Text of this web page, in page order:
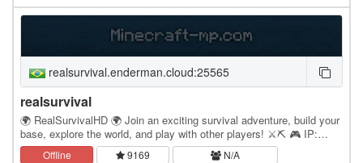
realsurvival.enderman.cloud:25565
realsurvival
🌍 RealSurvivalHD 🌍 Join an exciting survival adventure, build your
base, explore the world, and play with other players! ⚔️⛏️ 🎮 IP:
realsurvival.enderman.cloud 👥…
Offline 9169 N/A